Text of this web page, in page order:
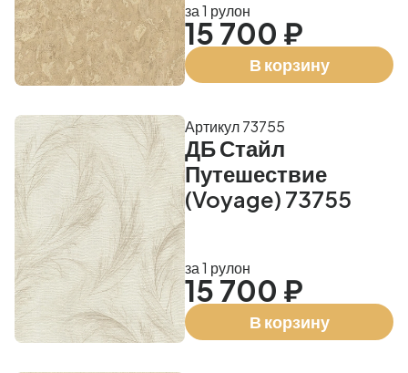
за 1 рулон
15 700 ₽
В корзину
ДБ Стайл
Путешествие
(Voyage) 73755
Артикул 73755
за 1 рулон
15 700 ₽
В корзину